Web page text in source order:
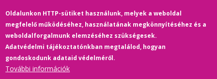
Oldalunkon HTTP-sütiket használunk, melyek a weboldal
megfelelő működéséhez, használatának megkönnyítéséhez és a
weboldalforgalmunk elemzéséhez szükségesek.
Adatvédelmi tájékoztatónkban megtalálod, hogyan
gondoskodunk adataid védelméről.
További információk